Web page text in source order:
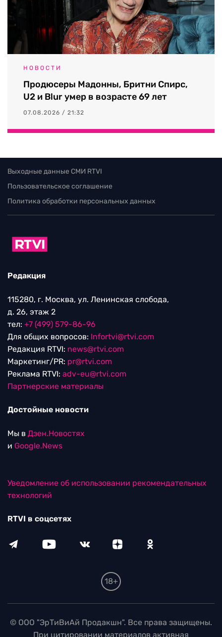
НОВОСТИ
Продюсеры Мадонны, Бритни Спирс,
U2 и Blur умер в возрасте 69 лет
07.08.2026 / 21:32
Выходные данные СМИ RTVI
Пользовательское соглашение
Политика обработки персональных данных
Редакция
115280, г. Москва, ул. Ленинская слобода,
д. 26, этаж 2
тел: +7 (499) 579-86-96
Для общих вопросов: Infortvi@rtvi.com
Редакция RTVI: news@rtvi.com
Маркетинг/PR: pr@rtvi.com
Реклама RTVI: adv-eu@rtvi.com
Партнерские материалы
Достойные новости
Мы в Дзен.Новостях
и Google.News
Уведомление об использовании рекомендательных
технологий
RTVI в соцсетях
18+
© ООО "ЭрТиВиАй Продакшн". Все права защищены.
При цитировании материалов активная